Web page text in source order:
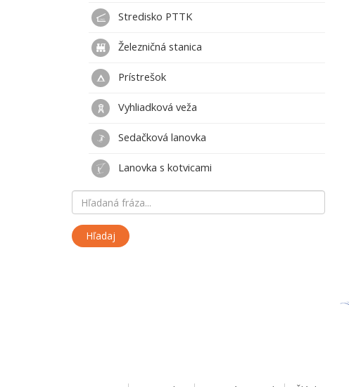
Stredisko PTTK
Železničná stanica
Prístrešok
Vyhliadková veža
Sedačková lanovka
Lanovka s kotvicami